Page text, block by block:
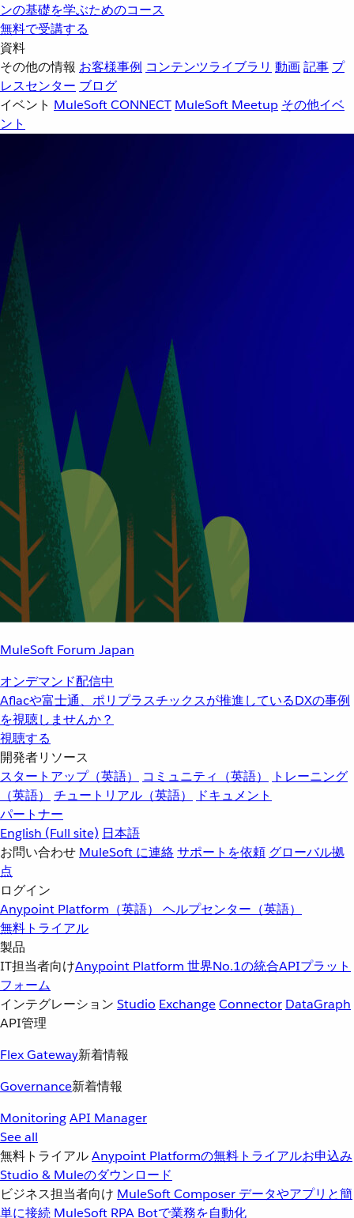
ンの基礎を学ぶためのコース
無料で受講する
資料
その他の情報 お客様事例 コンテンツライブラリ 動画記事 プ
レスセンター ブログ
イベント MuleSoft CONNECT MuleSoft Meetup その他イベ
ント
MuleSoft Forum Japan
オンデマンド配信中
Aflacや富士通、ポリプラスチックスが推進しているDXの事例
を視聴しませんか？
視聴する
開発者リソース
スタートアップ（英語）
コミュニティ（英語）
トレーニング
（英語）
チュートリアル（英語）
ドキュメント
パートナー
English (Full site) 日本語
お問い合わせ MuleSoft に連絡サポートを依頼 グローバル拠
点
ログイン
Anypoint Platform（英語） ヘルプセンター（英語）
無料トライアル
製品
IT担当者向けAnypoint Platform 世界No.1の統合APIプラット
フォーム
インテグレーション Studio ExchangeConnector DataGraph
API管理
Flex Gateway新着情報
Governance新着情報
MonitoringAPI Manager
See all
無料トライアルAnypoint Platformの無料トライアルお申込み
Studio & Muleのダウンロード
ビジネス担当者向け MuleSoft Composer データやアプリと簡
単に接続 MuleSoft RPA Botで業務を自動化